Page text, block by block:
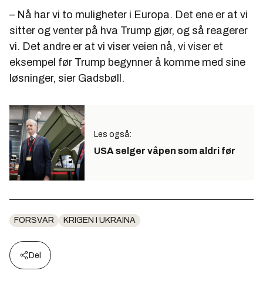
– Nå har vi to muligheter i Europa. Det ene er at vi
sitter og venter på hva Trump gjør, og så reagerer
vi. Det andre er at vi viser veien nå, vi viser et
eksempel før Trump begynner å komme med sine
løsninger, sier Gadsbøll.
Les også:
USA selger våpen som aldri før
FORSVAR KRIGEN I UKRAINA
Del